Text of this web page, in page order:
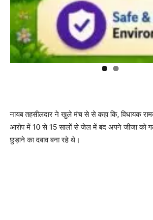
नायब तहसीलदार ने खुले मंच से से कहा कि, विधायक
आरोप में 10 से 15 सालों से जेल में बंद अपने जीजा को
छुड़ाने का दबाव बना रहे थे।